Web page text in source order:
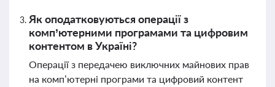
Як оподатковуються операції з
комп’ютерними програмами та цифровим
контентом в Україні?
Операції з передачею виключних майнових прав
на комп’ютерні програми та цифровий контент